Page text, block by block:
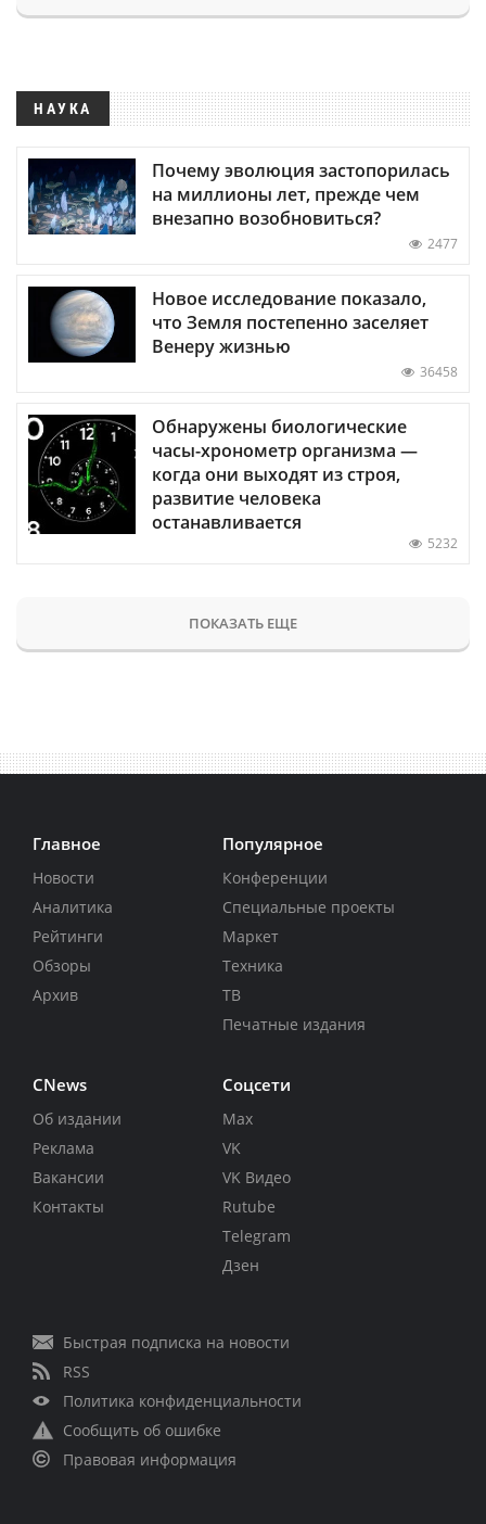
НАУКА
Почему эволюция застопорилась
на миллионы лет, прежде чем
внезапно возобновиться?
2477
Новое исследование показало,
что Земля постепенно заселяет
Венеру жизнью
36458
Обнаружены биологические
часы-хронометр организма —
когда они выходят из строя,
развитие человека
останавливается
5232
ПОКАЗАТЬ ЕЩЕ
Главное
Новости
Аналитика
Рейтинги
Обзоры
Архив
Популярное
Конференции
Специальные проекты
Маркет
Техника
ТВ
Печатные издания
CNews
Об издании
Реклама
Вакансии
Контакты
Соцсети
Max
VK
VK Видео
Rutube
Telegram
Дзен
Быстрая подписка на новости
RSS
Политика конфиденциальности
Сообщить об ошибке
Правовая информация